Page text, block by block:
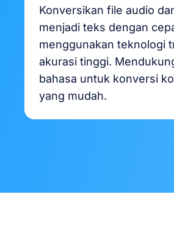
Konversikan file audio
menjadi teks dengan
menggunakan teknologi
akurasi tinggi.
bahasa untuk konversi
yang mudah.